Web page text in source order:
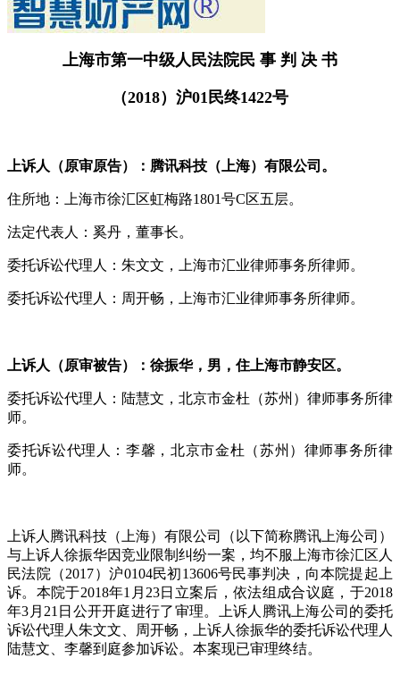
上海市第一中级人民法院民 事 判 决 书
（2018）沪01 民终1422号
上诉人（原审原告）：腾讯科技（上海）有限公司。
住所地：上海市徐汇区虹梅路1801号C区五层。
法定代表人：奚丹，董事长。
委托诉讼代理人：朱文文，上海市汇业律师事务所律师。
委托诉讼代理人：周开畅，上海市汇业律师事务所律师。
上诉人（原审被告）：徐振华，男，住上海市静安区。
委托诉讼代理人：陆慧文，北京市金杜（苏州）律师事务所律
师。
委托诉讼代理人：李馨，北京市金杜（苏州）律师事务所律
师。
上诉人腾讯科技（上海）有限公司（以下简称腾讯上海公司）
与上诉人徐振华因竞业限制纠纷一案，均不服上海市徐汇区人
民法院（2017）沪0104民初13606号民事判决，向本院提起上
诉。本院于2018年1月23日立案后，依法组成合议庭，于2018
年3月21日公开开庭进行了审理。上诉人腾讯上海公司的委托
诉讼代理人朱文文、周开畅，上诉人徐振华的委托诉讼代理人
陆慧文、李馨到庭参加诉讼。本案现已审理终结。